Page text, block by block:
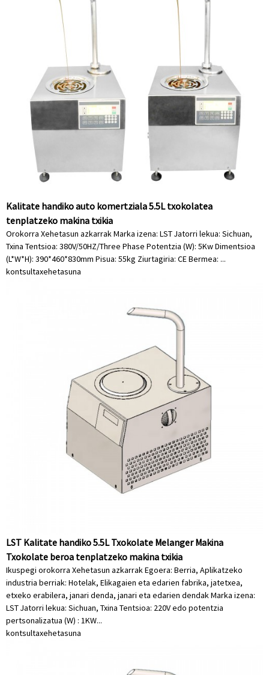
Kalitate handiko auto komertziala 5.5L txokolatea
tenplatzeko makina txikia
Orokorra Xehetasun azkarrak Marka izena: LST Jatorri lekua: Sichuan,
Txina Tentsioa: 380V/50HZ/Three Phase Potentzia (W): 5Kw Dimentsioa
(L*W*H): 390*460*830mm Pisua: 55kg Ziurtagiria: CE Bermea: ...
kontsultaxehetasuna
LST Kalitate handiko 5.5L Txokolate Melanger Makina
Txokolate beroa tenplatzeko makina txikia
Ikuspegi orokorra Xehetasun azkarrak Egoera: Berria, Aplikatzeko
industria berriak: Hotelak, Elikagaien eta edarien fabrika, jatetxea,
etxeko erabilera, janari denda, janari eta edarien dendak Marka izena:
LST Jatorri lekua: Sichuan, Txina Tentsioa: 220V edo potentzia
pertsonalizatua (W) : 1KW...
kontsultaxehetasuna